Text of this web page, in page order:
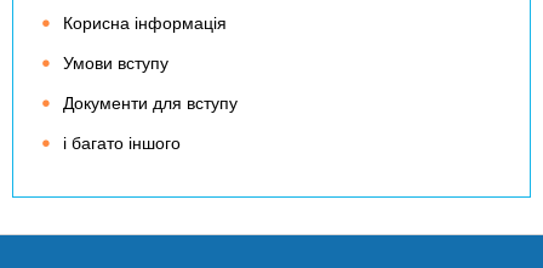
Корисна інформація
Умови вступу
Документи для вступу
і багато іншого